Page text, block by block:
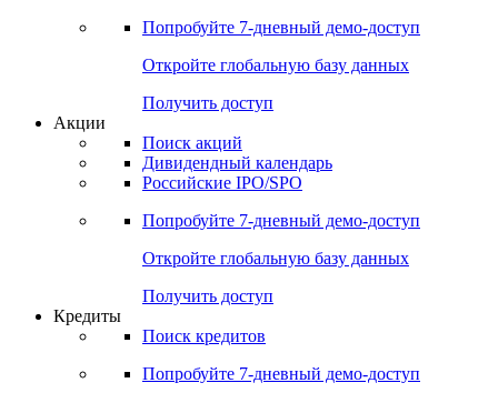
Попробуйте 7-дневный демо-доступ
Откройте глобальную базу данных
Получить доступ
Акции
Поиск акций
Дивидендный календарь
Российские IPO/SPO
Попробуйте 7-дневный демо-доступ
Откройте глобальную базу данных
Получить доступ
Кредиты
Поиск кредитов
Попробуйте 7-дневный демо-доступ